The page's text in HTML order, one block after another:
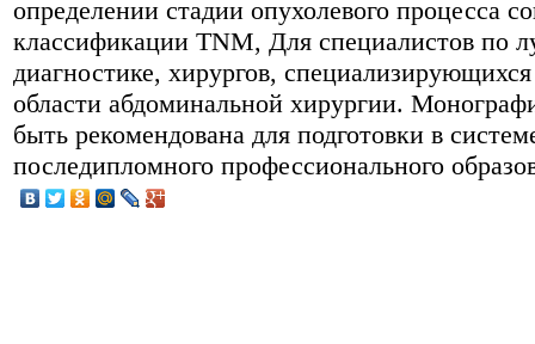
определении стадии опухолевого процесса
классификации TNM, Для специалистов по
диагностике, хирургов,
области абдоминальной хирургии.
быть рекомендована для подготовки в
последипломного профессионального